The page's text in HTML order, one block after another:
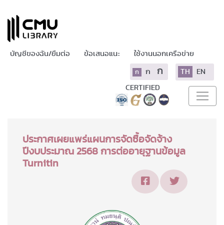
บัญชีของฉัน/ยืมต่อ ข้อเสนอแนะ ใช้งานนอกเครือข่าย
ก ก ก TH EN
CERTIFIED
ประกาศเผยแพร่แผนการจัดซื้อจัดจ้าง
ปีงบประมาณ 2568 การต่ออายุฐานข้อมูล
Turnitin